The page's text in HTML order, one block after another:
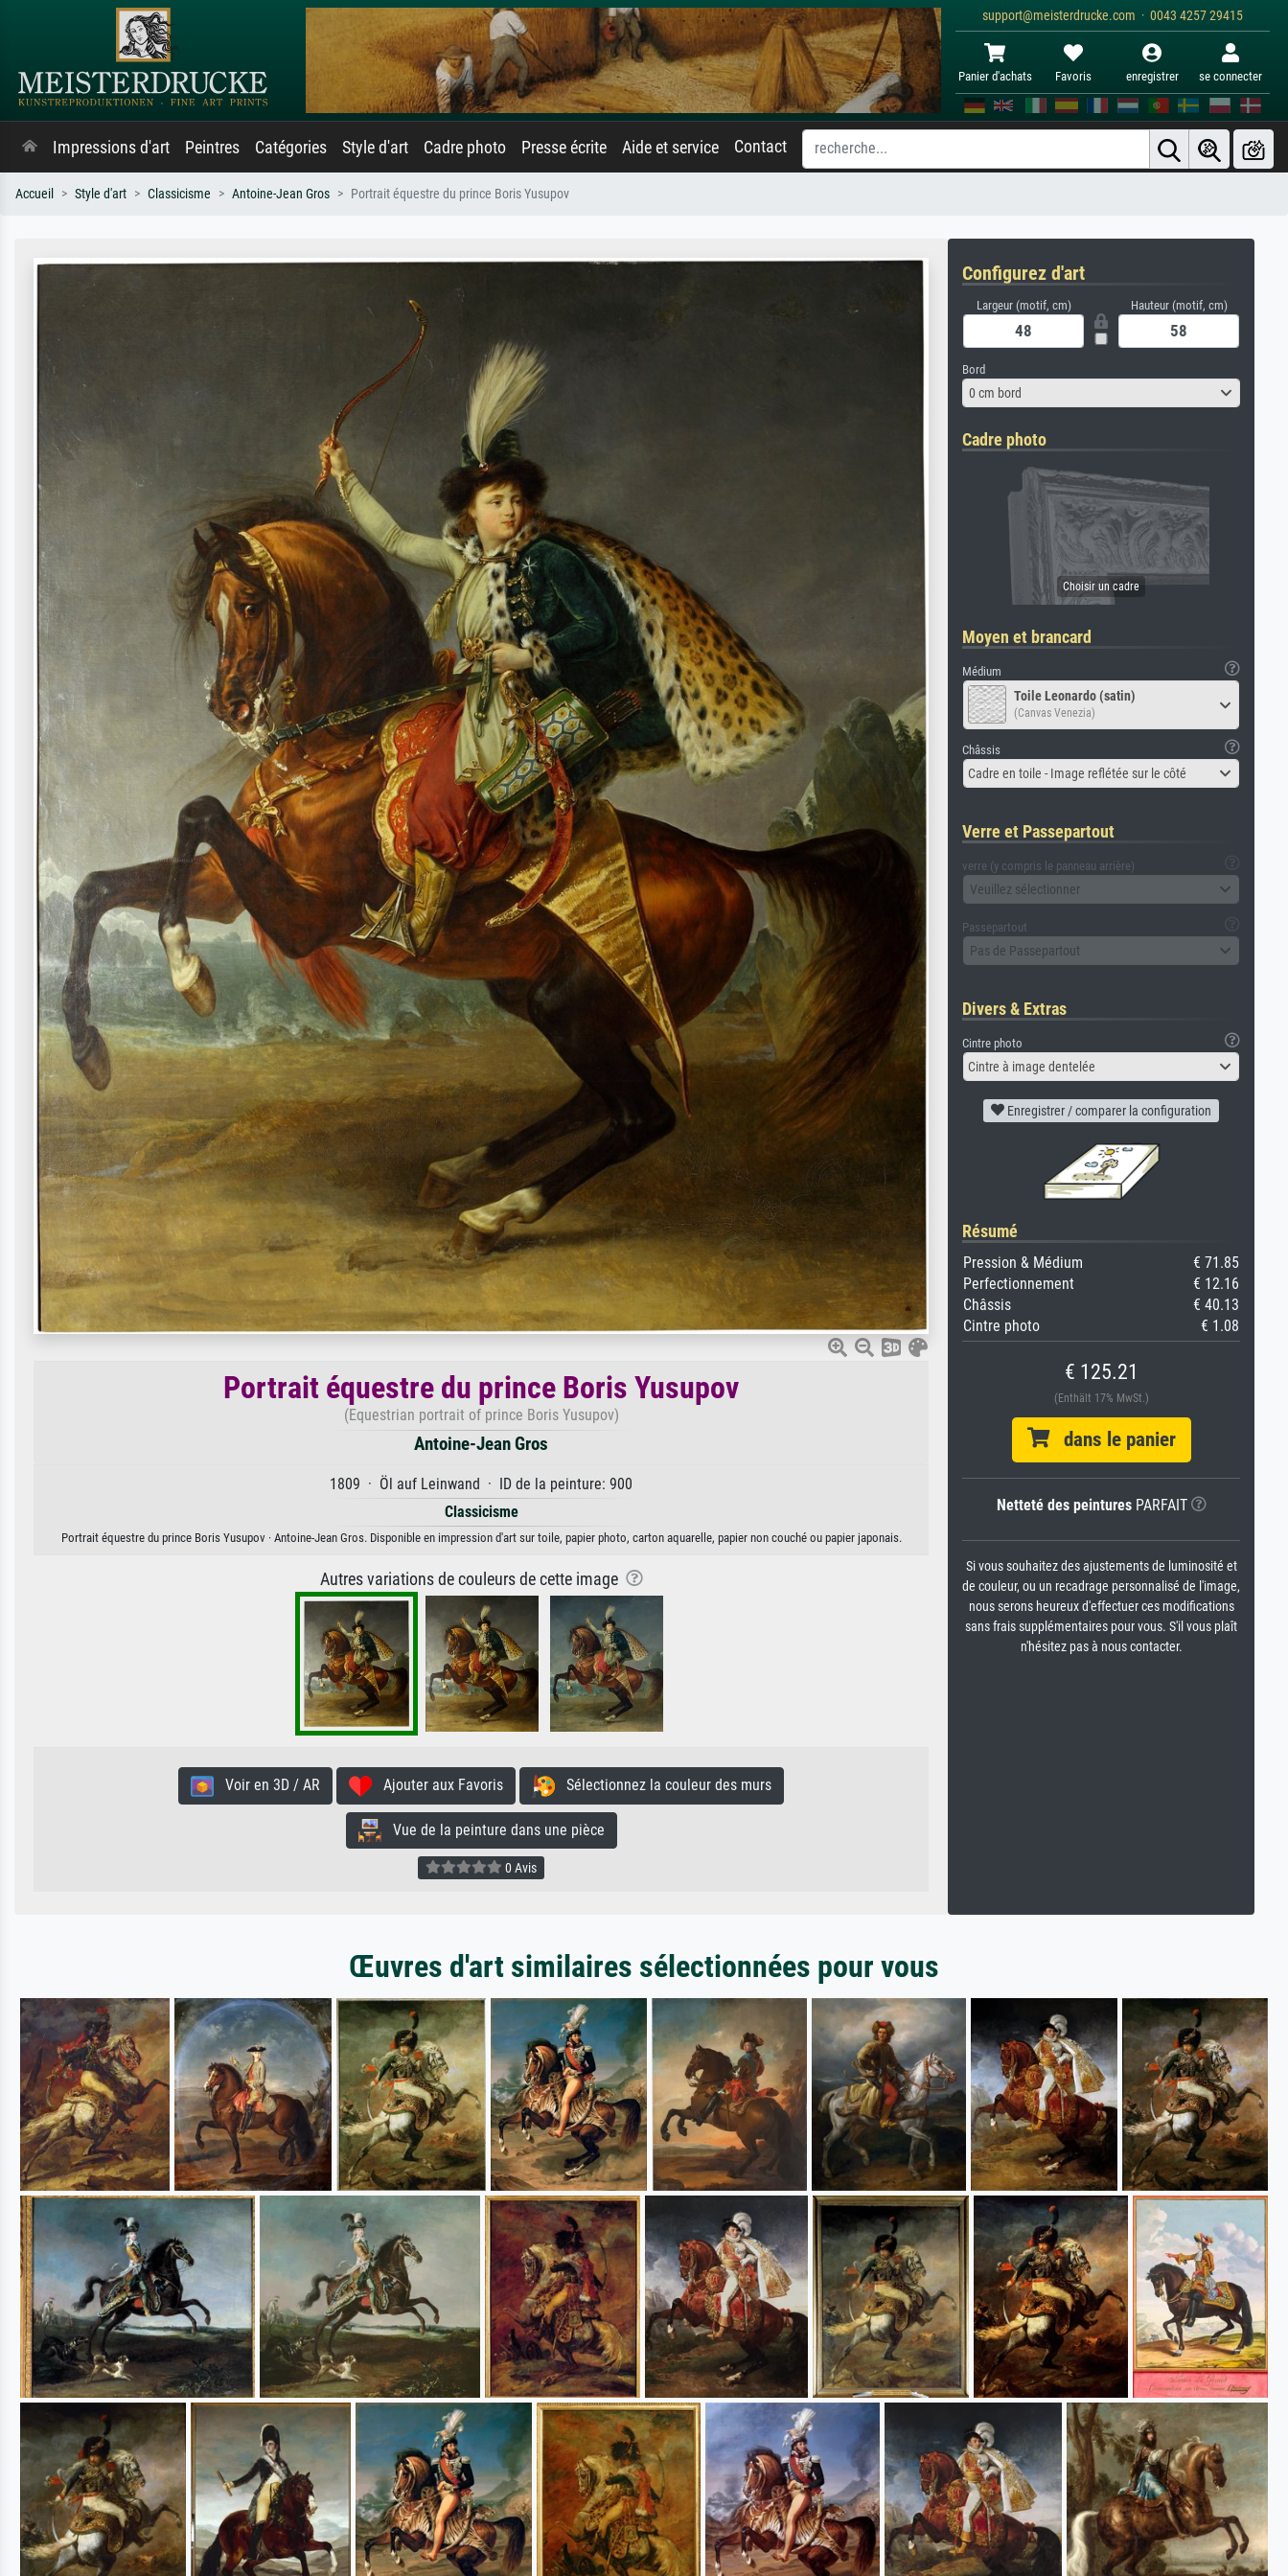
support@meisterdrucke.com · 0043 4257 29415
Panier d'achats Favoris enregistrer se connecter
Impressions d'art Peintres Catégories Style d'art Cadre photo Presse écrite Aide et service Contact
Accueil Style d'art Classicisme Antoine-Jean Gros Portrait équestre du prince Boris Yusupov
Portrait équestre du prince Boris Yusupov
(Equestrian portrait of prince Boris Yusupov)
Antoine-Jean Gros
1809 · Öl auf Leinwand · ID de la peinture: 900
Classicisme
Portrait équestre du prince Boris Yusupov · Antoine-Jean Gros. Disponible en impression d'art sur toile, papier photo, carton aquarelle, papier non couché ou papier japonais.
Autres variations de couleurs de cette image
Voir en 3D / AR Ajouter aux Favoris Sélectionnez la couleur des murs
Vue de la peinture dans une pièce
0 Avis
Configurez d'art
Largeur (motif, cm) Hauteur (motif, cm)
Bord
0 cm bord
Cadre photo
Moyen et brancard
Médium
Toile Leonardo (satin)
(Canvas Venezia)
Châssis
Cadre en toile - Image reflétée sur le côté
Verre et Passepartout
verre (y compris le panneau arrière)
Veuillez sélectionner
Passepartout
Pas de Passepartout
Divers & Extras
Cintre photo
Cintre à image dentelée
Enregistrer / comparer la configuration
Résumé
Pression & Médium
€ 71.85
Perfectionnement
€ 12.16
Châssis
€ 40.13
Cintre photo
€ 1.08
€ 125.21
(Enthält 17% MwSt.)
dans le panier
Netteté des peinturesPARFAIT
Si vous souhaitez des ajustements de luminosité et
de couleur, ou un recadrage personnalisé de l'image,
nous serons heureux d'effectuer ces modifications
sans frais supplémentaires pour vous. S'il vous plaît
n'hésitez pas à nous contacter.
Œuvres d'art similaires sélectionnées pour vous